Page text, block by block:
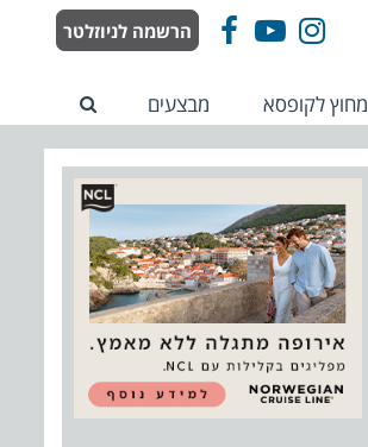
FacebookYouTube
Instagram הרשמה לניוזלטר
מחוץ לקופסא מבצעים